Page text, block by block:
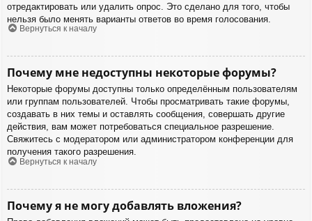
отредактировать или удалить опрос. Это сделано для того, чтобы
нельзя было менять варианты ответов во время голосования.
Вернуться к началу
Почему мне недоступны некоторые форумы?
Некоторые форумы доступны только определённым пользователям
или группам пользователей. Чтобы просматривать такие форумы,
создавать в них темы и оставлять сообщения, совершать другие
действия, вам может потребоваться специальное разрешение.
Свяжитесь с модератором или администратором конференции для
получения такого разрешения.
Вернуться к началу
Почему я не могу добавлять вложения?